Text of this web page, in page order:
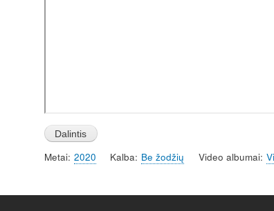
Metai 2020 Kalba Be žodžių Video albumai